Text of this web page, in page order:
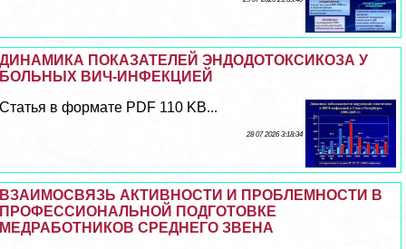
ДИНАМИКА ПОКАЗАТЕЛЕЙ ЭНДОДОТОКСИКОЗА У
БОЛЬНЫХ ВИЧ-ИНФЕКЦИЕЙ
Статья в формате PDF 110 KB...
28 07 2026 3:18:34
ВЗАИМОСВЯЗЬ АКТИВНОСТИ И ПРОБЛЕМНОСТИ В
ПРОФЕССИОНАЛЬНОЙ ПОДГОТОВКЕ
МЕДРАБОТНИКОВ СРЕДНЕГО ЗВЕНА